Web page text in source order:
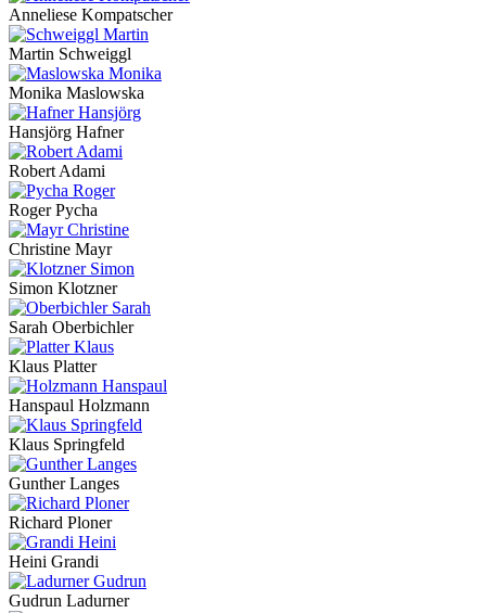
Anneliese Kompatscher
Martin Schweiggl
Monika Maslowska
Hansjörg Hafner
Robert Adami
Roger Pycha
Christine Mayr
Simon Klotzner
Sarah Oberbichler
Klaus Platter
Hanspaul Holzmann
Klaus Springfeld
Gunther Langes
Richard Ploner
Heini Grandi
Gudrun Ladurner